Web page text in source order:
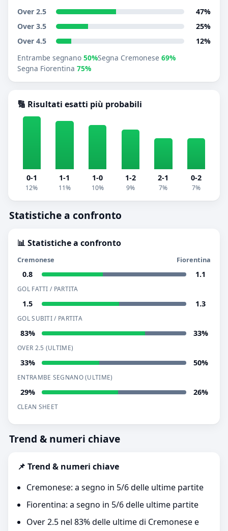
Over 2.5
47%
Over 3.5
25%
Over 4.5
12%
Entrambe segnano 50%Segna Cremonese 69%
Segna Fiorentina 75%
🔢 Risultati esatti più probabili
0-1
12%
1-1
11%
1-0
10%
1-2
9%
2-1
7%
0-2
7%
Statistiche a confronto
📊 Statistiche a confronto
Cremonese Fiorentina
0.8 1.1
GOL FATTI / PARTITA
1.5 1.3
GOL SUBITI / PARTITA
83% 33%
OVER 2.5 (ULTIME)
33% 50%
ENTRAMBE SEGNANO (ULTIME)
29% 26%
CLEAN SHEET
Trend & numeri chiave
📌 Trend & numeri chiave
Cremonese: a segno in 5/6 delle ultime partite
Fiorentina: a segno in 5/6 delle ultime partite
Over 2.5 nel 83% delle ultime di Cremonese e